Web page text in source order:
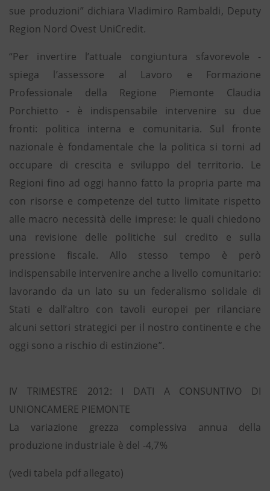
sue produzioni” dichiara Vladimiro Rambaldi, Deputy
Region Nord Ovest UniCredit.
“Per invertire l’attuale congiuntura sfavorevole -
spiega l’assessore al Lavoro e Formazione
Professionale della Regione Piemonte Claudia
Porchietto - è indispensabile intervenire su due
fronti: politica interna e comunitaria. Sul fronte
nazionale è fondamentale che la politica si torni ad
occupare di crescita e sviluppo del territorio. Le
Regioni fino ad oggi hanno fatto la propria parte ma
con risorse e competenze del tutto limitate rispetto
alle macro necessità delle imprese: le quali chiedono
una revisione delle politiche sul credito e sulla
pressione fiscale. Allo stesso tempo è però
indispensabile intervenire anche a livello comunitario:
lavorando da un lato su un federalismo solidale di
Stati e dall’altro con tavoli europei per rilanciare
alcuni settori strategici per il nostro continente e che
oggi sono a rischio di estinzione”.
IV TRIMESTRE 2012: I DATI A CONSUNTIVO DI
UNIONCAMERE PIEMONTE
La variazione grezza complessiva annua della
produzione industriale è del -4,7%
(vedi tabela pdf allegato)